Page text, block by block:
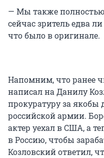
— Мы также
сейчас зритель едва
что было в оригинале.
Напомним, что ранее
написал на Данилу
прокуратуру за якобы
российской армии.
актер уехал в США, а
в Россию, чтобы
Козловский ответил,